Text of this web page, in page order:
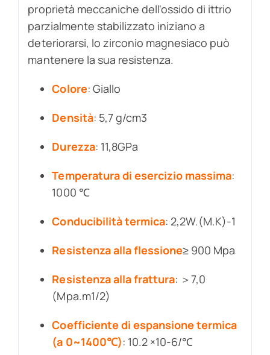
proprietà meccaniche dell'ossido di ittrio
parzialmente stabilizzato iniziano a
deteriorarsi, lo zirconio magnesiaco può
mantenere la sua resistenza.
Colore: Giallo
Densità: 5,7 g/cm3
Durezza: 11,8GPa
Temperatura di esercizio massima:
1000 ℃
Conducibilità termica: 2,2W.(M.K)-1
Resistenza alla flessione≥ 900 Mpa
Resistenza alla frattura: ＞7,0
(Mpa.m1/2)
Coefficiente di espansione termica
(a 0~1400℃): 10.2 ×10-6/℃